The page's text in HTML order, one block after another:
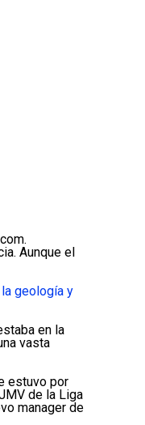
Aunque el
geología y
en la
vasta
estuvo por
de la Liga
manager de